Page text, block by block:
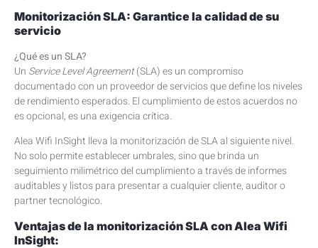
Monitorización SLA: Garantice la calidad de su
servicio
¿Qué es un SLA?
Un Service Level Agreement(SLA) es un compromiso
documentado con un proveedor de servicios que define los niveles
de rendimiento esperados. El cumplimiento de estos acuerdos no
es opcional, es una exigencia crítica.
Alea Wifi InSight lleva la monitorización de SLA al siguiente nivel.
No solo permite establecer umbrales, sino que brinda un
seguimiento milimétrico del cumplimiento a través de informes
auditables y listos para presentar a cualquier cliente, auditor o
partner tecnológico.
Ventajas de la monitorización SLA con Alea Wifi
InSight: